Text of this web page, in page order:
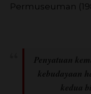
Permuseuman
Penyatuan
kebudayaan
kedua